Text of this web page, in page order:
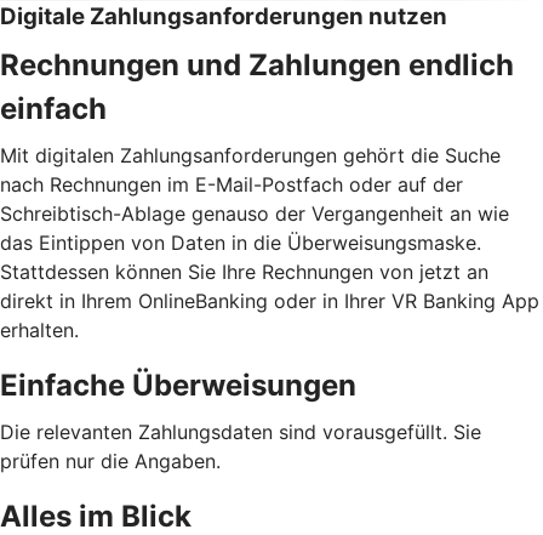
Digitale Zahlungsanforderungen nutzen
Rechnungen und Zahlungen endlich
einfach
Mit digitalen Zahlungsanforderungen gehört die Suche
nach Rechnungen im E-Mail-Postfach oder auf der
Schreibtisch-Ablage genauso der Vergangenheit an wie
das Eintippen von Daten in die Überweisungsmaske.
Stattdessen können Sie Ihre Rechnungen von jetzt an
direkt in Ihrem OnlineBanking oder in Ihrer VR Banking App
erhalten.
Einfache Überweisungen
Die relevanten Zahlungsdaten sind vorausgefüllt. Sie
prüfen nur die Angaben.
Alles im Blick